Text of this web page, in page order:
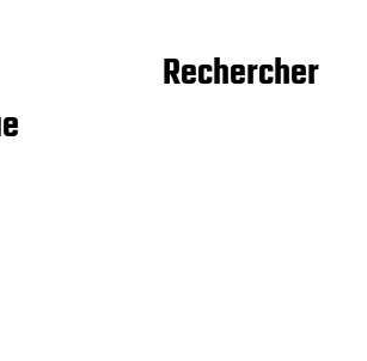
Rechercher